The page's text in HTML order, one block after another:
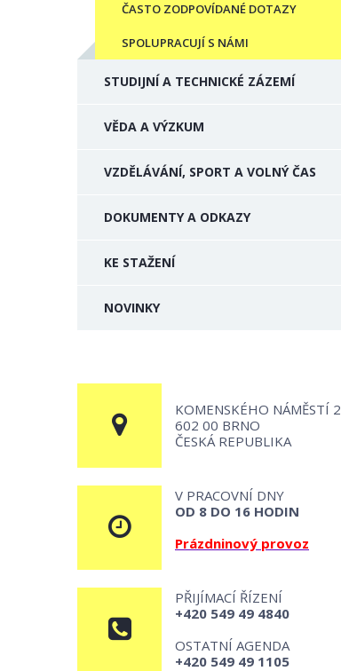
ČASTO ZODPOVÍDANÉ DOTAZY
SPOLUPRACUJÍ S NÁMI
STUDIJNÍ A TECHNICKÉ ZÁZEMÍ
VĚDA A VÝZKUM
VZDĚLÁVÁNÍ, SPORT A VOLNÝ ČAS
DOKUMENTY A ODKAZY
KE STAŽENÍ
NOVINKY
KOMENSKÉHO NÁMĚSTÍ 2
602 00 BRNO
ČESKÁ REPUBLIKA
V PRACOVNÍ DNY
OD 8 DO 16 HODIN
Prázdninový provoz
PŘIJÍMACÍ ŘÍZENÍ
+420 549 49 4840
OSTATNÍ AGENDA
+420 549 49 1105